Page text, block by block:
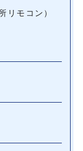
モコン）